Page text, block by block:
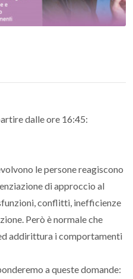
dalle ore 16:45:
le persone reagiscono
di approccio al
conflitti, inefficienze
Però è normale che
addirittura i comportamenti
a queste domande: